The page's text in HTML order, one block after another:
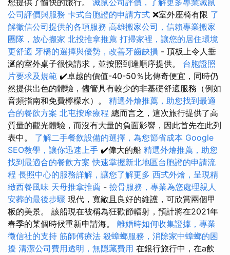
您提供了愉快的旅行。 滅鼠公司評價，了解更多專業滅鼠
公司評價與服務 卡式台胞證的申請方式 ❌室外座椅有限 了
解徵信公司提供的各項服務 高雄搬家公司，信賴專業搬家
團隊，放心搬家 北投推拿推薦 打掃家裡，讓您的居住環境
更舒適 牙橋的選擇與優勢，改善牙齒缺損 - 頂板上令人垂
涎的室外桌子很快請求，並按照到達順序提供。 台胞證照
片要求及規範 ✔️卓越的價值-40-50％比傳奇便宜，同時仍
然提供出色的體驗，儘管具有較少的非基礎舒適服務（例如
音頻指南和免費檸檬水）。 精選外燴推薦，助您找到最適
合的餐飲方案 北屯按摩療程 總而言之，這次旅行提供了高
質量的觀光體驗，而沒有大量的負面影響，因此首先在此列
表中。 了解二手餐飲設備的選擇，為您節省成本 Google
SEO教學，讓你迅速上手 ✔️偉大的船 精選外燴推薦，助您
找到最適合的餐飲方案 快速掌握新北地區台胞證的申請流
程 長照中心的服務詳解，讓您了解更多 西式外燴，呈現精
緻西餐風味 天母推拿推薦 - 撿骨服務，專業為您處理親人
安葬的最後步驟 現代，寬敞且良好的維護，可欣賞兩個甲
板的美景。 該船現在被稱為狂歡節輻射，預計將在2021年
春季的某個時候重新申請海。 離婚時如何收集證據，專業
徵信社的支持 筋師傅療法 殺蟑螂服務，消除家中蟑螂的困
擾 清潔公司費用透明，無隱藏費用 在銀行旅行中，在a飲